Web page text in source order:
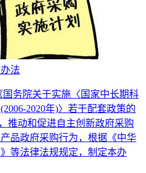
法
务院关于实施〈国家中长期科
2020年)〉若干配套政策的
推动和促进自主创新政府采购
品政府采购行为，根据《中华
等法律法规规定，制定本办